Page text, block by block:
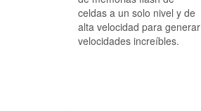
celdas a un solo nivel y de
alta velocidad para generar
velocidades increíbles.